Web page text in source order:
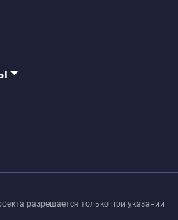
разрешается только при указании